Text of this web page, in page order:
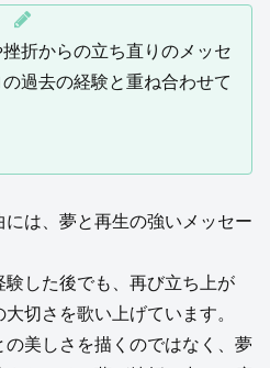
折からの立ち直りのメッセ
過去の経験と重ね合わせて
には、夢と再生の強いメッセー
した後でも、再び立ち上が
切さを歌い上げています。
美しさを描くのではなく、夢